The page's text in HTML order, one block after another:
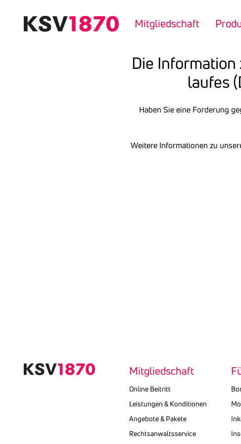
Mitgliedschaft
Die
laufes
Haben Sie eine Forderung
Weitere Informationen zu
Mitgliedschaft
Online Beitritt
Leistungen & Konditionen
Angebote & Pakete
Rechtsanwaltsservice